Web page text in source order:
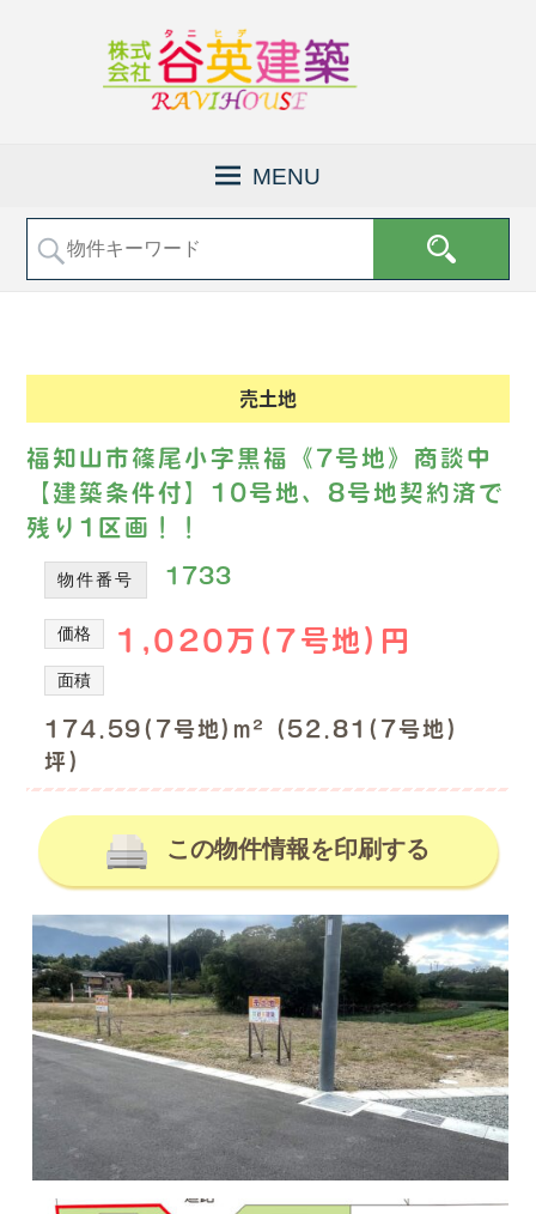
社
谷
福
知
山
市
不
動
産
報、
土
売
買、
土
地
購
入
の
事
ら
式
会
知
山
売
な
ど
の
不
動
を
取
扱
て
い
社
築
の
不
動
産
す
MENU
売土地
福知山市篠尾小字黒福《7号地》商談中
【建築条件付】10号地、8号地契約済で
残り1区画！！
物件番号 1733
価格 1,020万(7号地)円
面積
174.59(7号地)m² (52.81(7号地)
坪)
この物件情報を印刷する